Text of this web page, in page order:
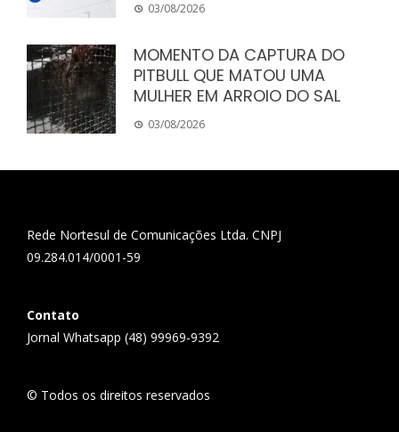
03/08/2026
MOMENTO DA CAPTURA DO
PITBULL QUE MATOU UMA
MULHER EM ARROIO DO SAL
03/08/2026
Rede Nortesul de Comunicações Ltda. CNPJ
09.284.014/0001-59
Contato
Jornal Whatsapp (48) 99969-9392
© Todos os direitos reservados